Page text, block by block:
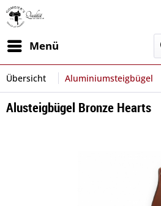
Menü
Übersicht Aluminiumsteigbügel
Alusteigbügel Bronze Hearts